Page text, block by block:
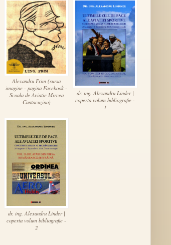
Alexandru Frim (sursa
imagine - pagina Facebook -
Scoala de Aviatie Mircea
Cantacuzino)
dr. ing. Alexandru Linder |
coperta volum bibliografie -
1
dr. ing. Alexandru Linder |
coperta volum bibliografie -
2